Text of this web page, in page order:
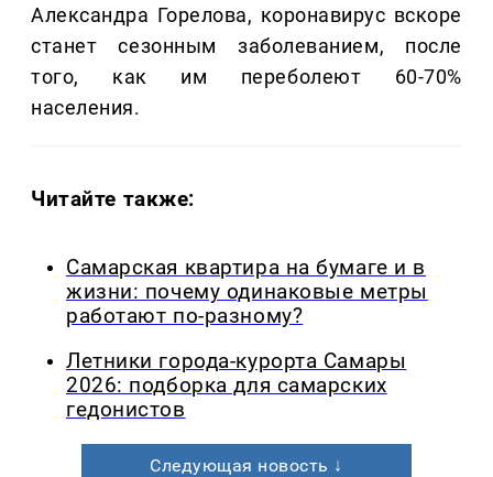
Александра Горелова, коронавирус вскоре
станет сезонным заболеванием, после
того, как им переболеют 60-70%
населения.
Читайте также:
Самарская квартира на бумаге и в
жизни: почему одинаковые метры
работают по-разному?
Летники города-курорта Самары
2026: подборка для самарских
гедонистов
Следующая новость ↓